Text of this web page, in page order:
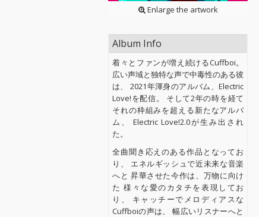
Enlarge the artwork
Album Info
着々とファンが増え続けるCuffboi。
広い声域と独特な声で中毒性のある彼
は、 2021年渾身のアルバム、Electric
Love!を配信。 そして2年の時を経て
それの枠組みを超える新たなアルバ
ム、 Electric Love!2.0が生み出され
た。
全曲聞き応えのある作品となってお
り、 エネルギッシュで近未来な音楽
へと 昇華させた今作は、万物に向け
た 様々な愛のカタチを表現してお
り、 キャッチーでメロディアスな
Cuffboiの声は、 幅広いリスナーへと